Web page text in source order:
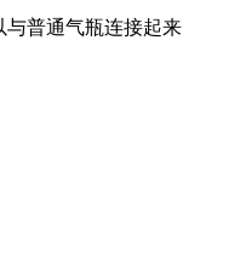
与普通气瓶连接起来